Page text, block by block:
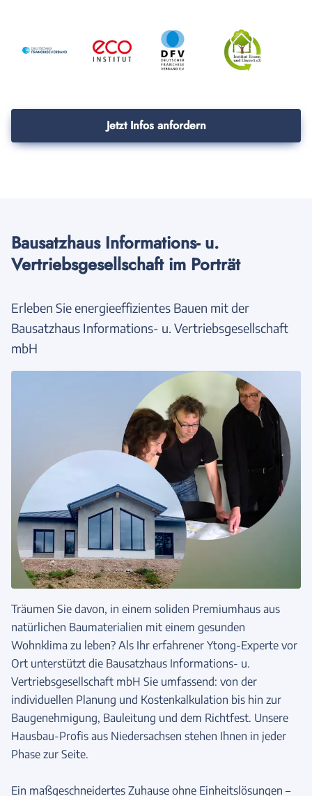
Jetzt Infos anfordern
Bausatzhaus Informations- u.
Vertriebsgesellschaft im Porträt
Erleben Sie energieeffizientes Bauen mit der
Bausatzhaus Informations- u. Vertriebsgesellschaft
mbH
Träumen Sie davon, in einem soliden Premiumhaus aus
natürlichen Baumaterialien mit einem gesunden
Wohnklima zu leben? Als Ihr erfahrener Ytong-Experte vor
Ort unterstützt die Bausatzhaus Informations- u.
Vertriebsgesellschaft mbH Sie umfassend: von der
individuellen Planung und Kostenkalkulation bis hin zur
Baugenehmigung, Bauleitung und dem Richtfest. Unsere
Hausbau-Profis aus Niedersachsen stehen Ihnen in jeder
Phase zur Seite.
Ein maßgeschneidertes Zuhause ohne Einheitslösungen –